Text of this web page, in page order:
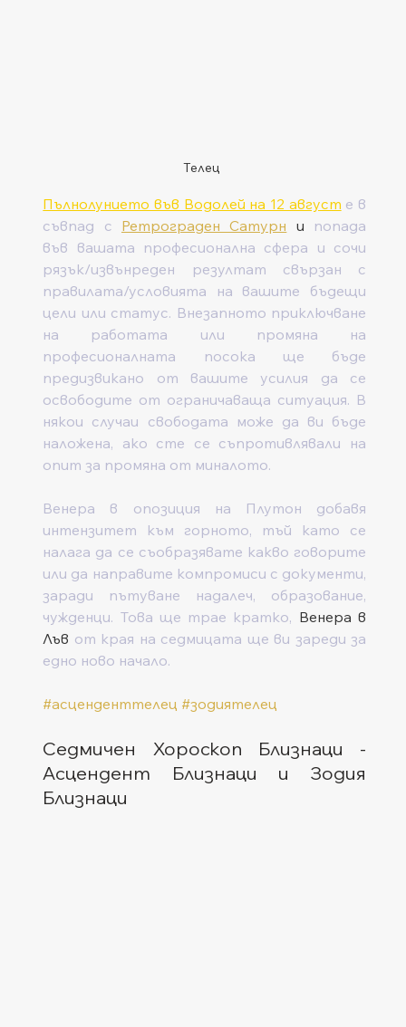
Телец
Пълнолунието във Водолей на 12 август е в
съвпад с Ретрограден Сатурн и попада
във вашата професионална сфера и сочи
рязък/извънреден резултат свързан с
правилата/условията на вашите бъдещи
цели или статус. Внезапното приключване
на работата или промяна на
професионалната посока ще бъде
предизвикано от вашите усилия да се
освободите от ограничаваща ситуация. В
някои случаи свободата може да ви бъде
наложена, ако сте се съпротивлявали на
опит за промяна от миналото.
Венера в опозиция на Плутон добавя
интензитет към горното, тъй като се
налага да се съобразявате какво говорите
или да направите компромиси с документи,
заради пътуване надалеч, образование,
чужденци. Това ще трае кратко, Венера в
Лъв от края на седмицата ще ви зареди за
едно ново начало.
#асценденттелец #зодиятелец
Седмичен Хороскоп Близнаци -
Асцендент Близнаци и Зодия
Близнаци